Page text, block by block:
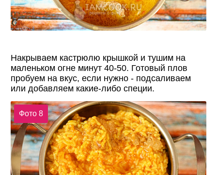
Накрываем кастрюлю крышкой и тушим на
маленьком огне минут 40-50. Готовый плов
пробуем на вкус, если нужно - подсаливаем
или добавляем какие-либо специи.
Фото 8